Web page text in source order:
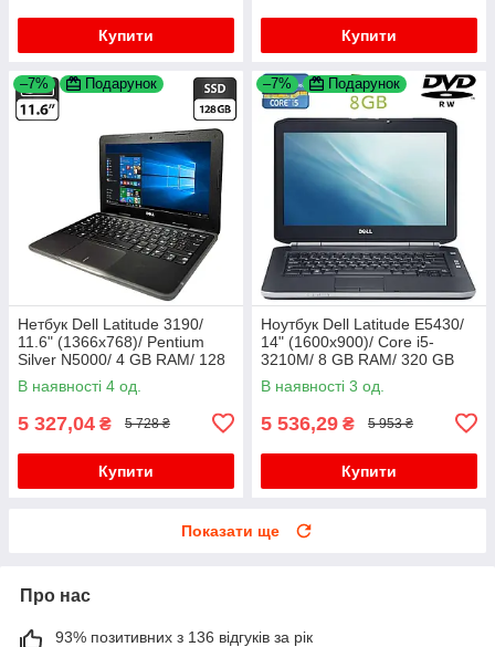
Купити Купити
–7% Подарунок
Нетбук Dell Latitude 3190/
11.6" (1366x768)/ Pentium
Silver N5000/ 4 GB RAM/ 128
GB SSD/ UHD 605
В наявності 4 од.
5 327,04 ₴ 5 728 ₴
Купити
–7% Подарунок
Ноутбук Dell Latitude E5430/
14" (1600x900)/ Core i5-
3210M/ 8 GB RAM/ 320 GB
HDD/ HD 4000
В наявності 3 од.
5 536,29 ₴ 5 953 ₴
Купити
Показати ще
Про нас
93% позитивних з 136 відгуків за рік